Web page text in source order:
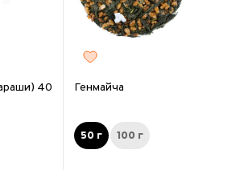
40
Генмайча
50 г 100 г